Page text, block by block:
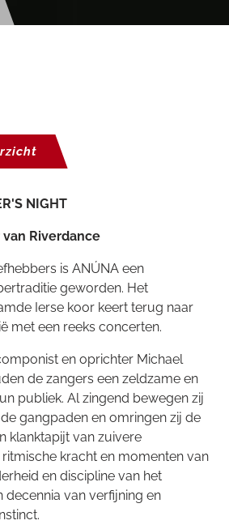
NIGHT
Riverdance
is ANÚNA een
geworden. Het
Ierse koor keert terug naar
met een reeks concerten.
en oprichter Michael
de zangers een zeldzame en
publiek. Al zingend bewegen zij
gangpaden en omringen zij de
klanktapijt van zuivere
kracht en momenten van
en discipline van het
decennia van verfijning en